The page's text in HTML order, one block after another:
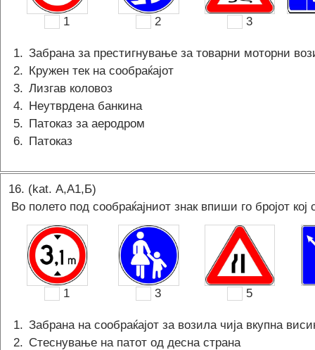
1 2 3
1. Забрана за престигнување за товарни моторни
2. Кружен тек на сообраќајот
3. Лизгав коловоз
4. Неутврдена банкина
5. Патоказ за аеродром
6. Патоказ
16. (kat. А,A1,Б)
Во полето под сообраќајниот знак впиши го бројот
1 3 5
1. Забрана на сообраќајот за возила чија вкупна
2. Стеснување на патот од десна страна